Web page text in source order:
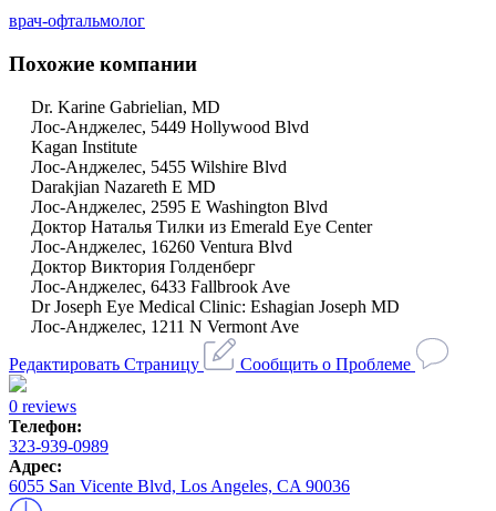
врач-офтальмолог
Похожие компании
Dr. Karine Gabrielian, MD
Лос-Анджелес, 5449 Hollywood Blvd
Kagan Institute
Лос-Анджелес, 5455 Wilshire Blvd
Darakjian Nazareth E MD
Лос-Анджелес, 2595 E Washington Blvd
Доктор Наталья Тилки из Emerald Eye Center
Лос-Анджелес, 16260 Ventura Blvd
Доктор Виктория Голденберг
Лос-Анджелес, 6433 Fallbrook Ave
Dr Joseph Eye Medical Clinic: Eshagian Joseph MD
Лос-Анджелес, 1211 N Vermont Ave
Редактировать Страницу
Сообщить о Проблеме
0 reviews
Телефон:
323-939-0989
Адрес:
6055 San Vicente Blvd, Los Angeles, CA 90036